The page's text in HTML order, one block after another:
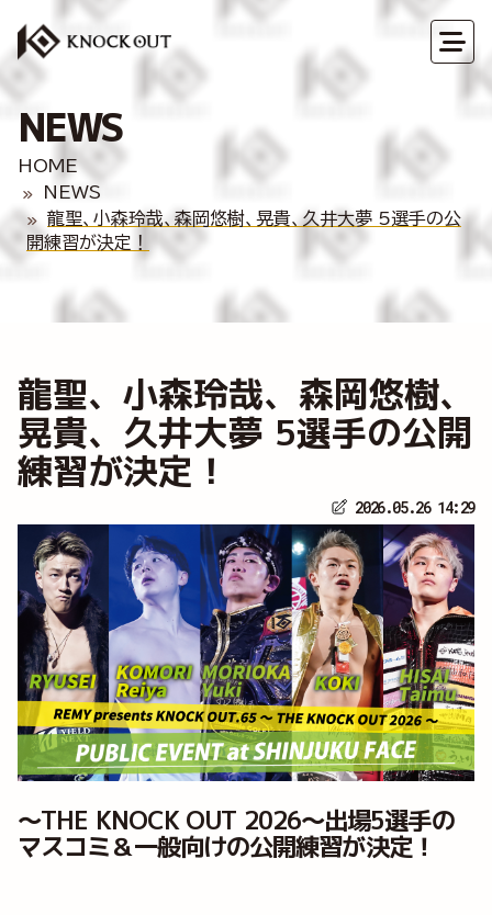
NEWS
HOME
NEWS
龍聖、小森玲哉、森岡悠樹、晃貴、久井大夢 5選手の公
開練習が決定！
龍聖、小森玲哉、森岡悠樹、
晃貴、久井大夢 5選手の公開
練習が決定！
2026.05.26 14:29
～THE KNOCK OUT 2026～出場5選手の
マスコミ＆一般向けの公開練習が決定！